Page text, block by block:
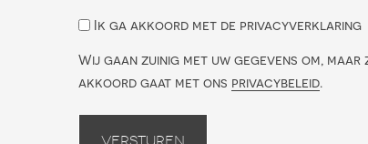
Ik ga akkoord met de privacyverklaring
Wij gaan zuinig met uw gegevens om,
akkoord gaat met ons privacybeleid.